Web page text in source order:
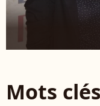
Mots clés